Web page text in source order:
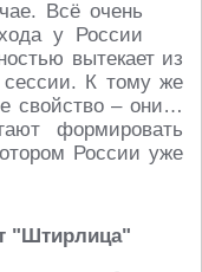
Всё очень
у России
вытекает из
сессии. К тому же
свойство – они…
формировать
России уже
"Штирлица"